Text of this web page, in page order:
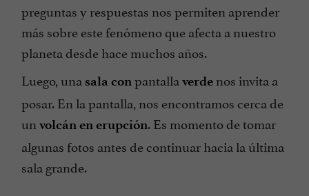
preguntas y respuestas nos permiten aprender
más sobre este fenómeno que afecta a nuestro
planeta desde hace muchos años.
Luego, una sala conpantalla verde nos invita a
posar. En la pantalla, nos encontramos cerca de
un volcán en erupción. Es momento de tomar
algunas fotos antes de continuar hacia la última
sala grande.